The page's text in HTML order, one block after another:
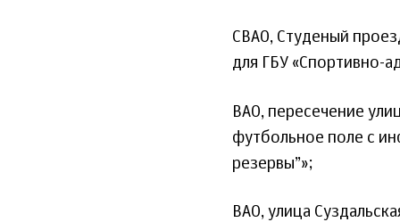
СВАО, Студеный
для ГБУ «Спортивно-
ВАО, пересечение
футбольное поле с
резервы”»;
ВАО, улица